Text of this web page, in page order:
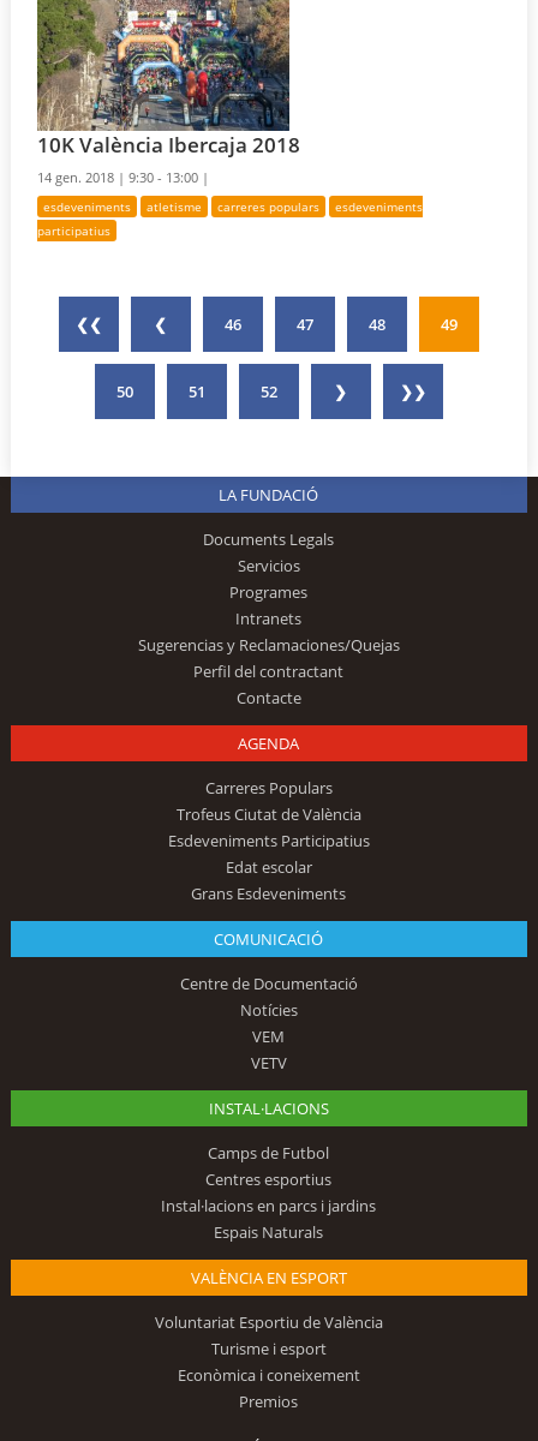
10K València Ibercaja 2018
14 gen. 2018 |9:30 - 13:00 |
esdeveniments atletisme carreres populars
esdeveniments
participatius
❮❮ ❮ 46 47 48 49
50 51 52 ❯ ❯❯
LA FUNDACIÓ
Documents Legals
Servicios
Programes
Intranets
Sugerencias y Reclamaciones/Quejas
Perfil del contractant
Contacte
AGENDA
Carreres Populars
Trofeus Ciutat de València
Esdeveniments Participatius
Edat escolar
Grans Esdeveniments
COMUNICACIÓ
Centre de Documentació
Notícies
VEM
VETV
INSTAL·LACIONS
Camps de Futbol
Centres esportius
Instal·lacions en parcs i jardins
Espais Naturals
VALÈNCIA EN ESPORT
Voluntariat Esportiu de València
Turisme i esport
Econòmica i coneixement
Premios